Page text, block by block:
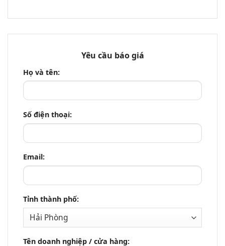
Yêu cầu báo giá
Họ và tên:
Số điện thoại:
Email:
Tỉnh thành phố:
Tên doanh nghiệp / cửa hàng: